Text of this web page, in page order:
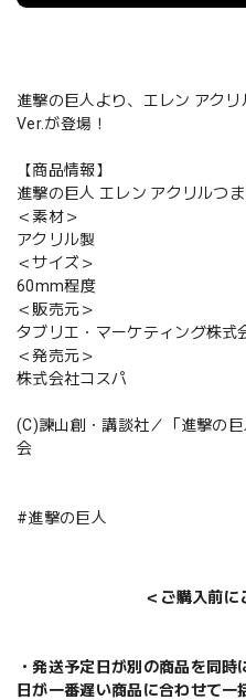
進撃の巨人より、エレン アク
Ver.が登場！
【商品情報】
進撃の巨人 エレン アクリルつ
＜素材＞
アクリル製
＜サイズ＞
60mm程度
＜販売元＞
タブリエ・マーケティング株式
＜発売元＞
株式会社コスパ
(C)諫山創・講談社／「進撃の
会
#進撃の巨人
＜ご購入前に
・発送予定日が別の商品を同
日が一番遅い商品に合わせて一